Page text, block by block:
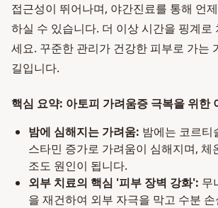
접근성이 뛰어나며, 야간진료를 통해 언
하실 수 있습니다. 더 이상 시간을 핑계로
세요. 꾸준한 관리가 건강한 피부로 가는
길입니다.
핵심 요약: 아토피 가려움증 극복을 위한
밤에 심해지는 가려움: 밤에는 코르티
스타민 증가로 가려움이 심해지며, 체
조도 원인이 됩니다.
외부 치료의 핵심 '피부 장벽 강화': 무
을 재건하여 외부 자극을 막고 수분